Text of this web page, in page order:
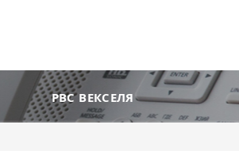
РВС ВЕКСЕЛЯ